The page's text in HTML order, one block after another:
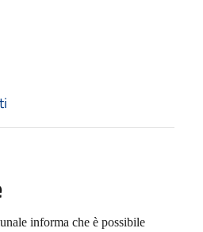
informa che è possibile